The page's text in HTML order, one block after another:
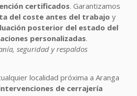
certificados. Garantizamos
del coste antes del trabajo y
posterior del estado del
personalizadas.
seguridad y respaldos
localidad próxima a Aranga
de cerrajería